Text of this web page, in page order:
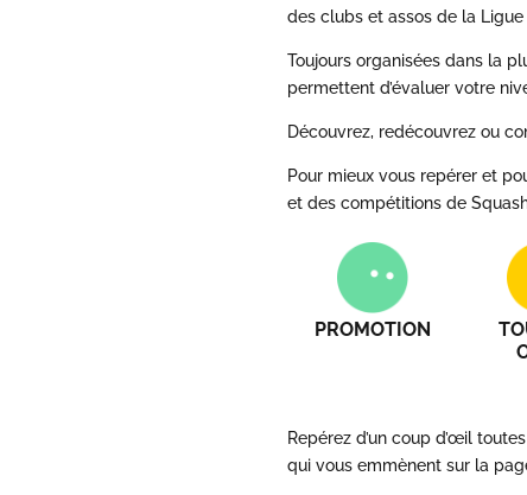
des clubs et assos de la Ligue
Toujours organisées dans la
permettent d’évaluer votre
Découvrez, redécouvrez ou
Pour mieux vous repérer et
et des compétitions de
PROMOTION
Repérez d’un coup d’œil
qui vous emmènent sur la